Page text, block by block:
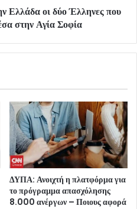
Ελλάδα οι δύο Έλληνες που
στην Αγία Σοφία
ΔΥΠΑ: Ανοιχτή η πλατφόρμα για
το πρόγραμμα απασχόλησης
8.000 ανέργων – Ποιους αφορά